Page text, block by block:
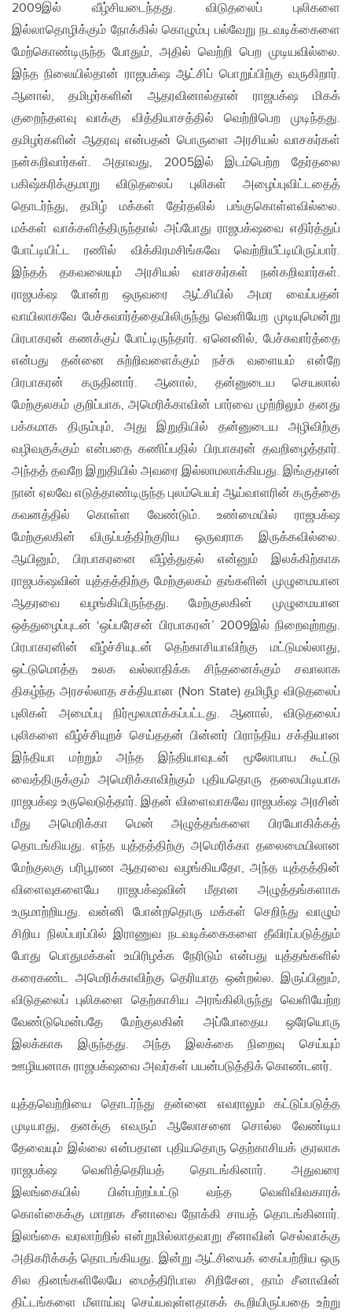
2009இல் வீழ்சியடைந்தது. விடுதலைப் புலிகளை
இல்லாதொழிக்கும் நோக்கில் கொழும்பு பல்வேறு நடவடிக்கைளை
மேற்கொண்டிருந்த போதும், அதில் வெற்றி பெற முடியவில்லை.
இந்த நிலையில்தான் ராஜபக்‌ஷ ஆட்சிப் பொறுப்பிற்கு வருகிறார்.
ஆனால், தமிழர்களின் ஆதரவினால்தான் ராஜபக்‌ஷ மிகக்
குறைந்தளவு வாக்கு வித்தியாசத்தில் வெற்றிபெற முடிந்தது.
தமிழர்களின் ஆதரவு என்பதன் பொருளை அரசியல் வாசகர்கள்
நன்கறிவார்கள். அதாவது, 2005இல் இடம்பெற்ற தேர்தலை
பகிஷ்கரிக்குமாறு விடுதலைப் புலிகள் அழைப்புவிட்டதைத்
தொடர்ந்து, தமிழ் மக்கள் தேர்தலில் பங்குகொள்ளவில்லை.
மக்கள் வாக்களித்திருந்தால் அப்போது ராஜபக்‌ஷவை எதிர்த்துப்
போட்டியிட்ட ரணில் விக்கிரமசிங்கவே வெற்றியீட்டியிருப்பார்.
இந்தத் தகவலையும் அரசியல் வாசகர்கள் நன்கறிவார்கள்.
ராஜபக்‌ஷ போன்ற ஒருவரை ஆட்சியில் அமர வைப்பதன்
வாயிலாகவே பேச்சுவார்த்தையிலிருந்து வெளியேற முடியுமென்று
பிரபாகரன் கணக்குப் போட்டிருந்தார். ஏனெனில், பேச்சுவார்த்தை
என்பது தன்னை சுற்றிவளைக்கும் நச்சு வளையம் என்றே
பிரபாகரன் கருதினார். ஆனால், தன்னுடைய செயலால்
மேற்குலகம் குறிப்பாக, அமெரிக்காவின் பார்வை முற்றிலும் தனது
பக்கமாக திரும்பும், அது இறுதியில் தன்னுடைய அழிவிற்கு
வழிவகுக்கும் என்பதை கணிப்பதில் பிரபாகரன் தவறிழைத்தார்.
அந்தத் தவறே இறுதியில் அவரை இல்லாமலாக்கியது. இங்குதான்
நான் ஏலவே எடுத்தாண்டிருந்த புலம்பெயர் ஆய்வாளரின் கருத்தை
கவனத்தில் கொள்ள வேண்டும். உண்மையில் ராஜபக்‌ஷ
மேற்குலகின் விருப்பத்திற்குரிய ஒருவராக இருக்கவில்லை.
ஆயினும், பிரபாகரனை வீழ்த்துதல் என்னும் இலக்கிற்காக
ராஜபக்‌ஷவின் யுத்தத்திற்கு மேற்குலகம் தங்களின் முழுமையான
ஆதரவை வழங்கியிருந்தது. மேற்குலகின் முழுமையான
ஒத்துழைப்புடன் ‘ஒப்பரேசன் பிரபாகரன்’ 2009இல் நிறைவுற்றது.
பிரபாகரனின் வீழ்ச்சியுடன் தெற்காசியாவிற்கு மட்டுமல்லாது,
ஒட்டுமொத்த உலக வல்லாதிக்க சிந்தனைக்கும் சவாலாக
திகழ்ந்த அரசல்லாத சக்தியான (Non State) தமிழீழ விடுதலைப்
புலிகள் அமைப்பு நிர்மூலமாக்கப்பட்டது. ஆனால், விடுதலைப்
புலிகளை வீழ்ச்சியுறச் செய்ததன் பின்னர் பிராந்திய சக்தியான
இந்தியா மற்றும் அந்த இந்தியாவுடன் மூலோபாய கூட்டு
வைத்திருக்கும் அமெரிக்காவிற்கும் புதியதொரு தலையிடியாக
ராஜபக்‌ஷ உருவெடுத்தார். இதன் விளைவாகவே ராஜபக்‌ஷ அரசின்
மீது அமெரிக்கா மென் அழுத்தங்களை பிரயோகிக்கத்
தொடங்கியது. எந்த யுத்தத்திற்கு அமெரிக்கா தலைமையிலான
மேற்குலகு பரிபூரண ஆதரவை வழங்கியதோ, அந்த யுத்தத்தின்
விளைவுகளையே ராஜபக்‌ஷவின் மீதான அழுத்தங்களாக
உருமாற்றியது. வன்னி போன்றதொரு மக்கள் செறிந்து வாழும்
சிறிய நிலப்பரப்பில் இராணுவ நடவடிக்கைகளை தீவிரப்படுத்தும்
போது பொதுமக்கள் உயிரிழக்க நேரிடும் என்பது யுத்தங்களில்
கரைகண்ட அமெரிக்காவிற்கு தெரியாத ஒன்றல்ல. இருப்பினும்,
விடுதலைப் புலிகளை தெற்காசிய அரங்கிலிருந்து வெளியேற்ற
வேண்டுமென்பதே மேற்குலகின் அப்போதைய ஒரேயொரு
இலக்காக இருந்தது. அந்த இலக்கை நிறைவு செய்யும்
ஊழியனாக ராஜபக்‌ஷவை அவர்கள் பயன்படுத்திக் கொண்டனர்.
யுத்தவெற்றியை தொடர்ந்து தன்னை எவராலும் கட்டுப்படுத்த
முடியாது, தனக்கு எவரும் ஆலோசனை சொல்ல வேண்டிய
தேவையும் இல்லை என்பதான புதியதொரு தெற்காசியக் குரலாக
ராஜபக்‌ஷ வெளித்தெரியத் தொடங்கினார். அதுவரை
இலங்கையில் பின்பற்றப்பட்டு வந்த வெளிவிவகாரக்
கொள்கைக்கு மாறாக சீனாவை நோக்கி சாயத் தொடங்கினார்.
இலங்கை வரலாற்றில் என்றுமில்லாதவாறு சீனாவின் செல்வாக்கு
அதிகரிக்கத் தொடங்கியது. இன்று ஆட்சியைக் கைப்பற்றிய ஒரு
சில தினங்களிலேயே மைத்திரிபால சிறிசேன, தாம் சீனாவின்
திட்டங்களை மீளாய்வு செய்யவுள்ளதாகக் கூறியிருப்பதை உற்று